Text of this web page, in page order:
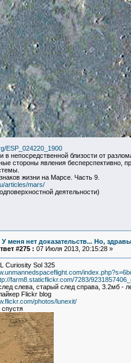
ESP_024220_1900
в непосредственной близости от
стороны явления бесперспективно,
жизни на Марсе. Часть 9.
articles/mars/
деятельности)
У меня нет доказательств... Но,
#275 : 07 Июля 2013, 20:15:28 »
Curiosity Sol 325
farm8.staticflickr.com/7283/
слева, старый след справа, 3.2мб -
Flickr blog
photos/lunexit/